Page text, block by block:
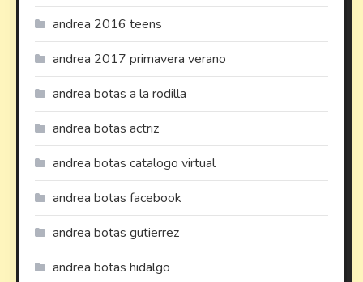
andrea 2016 teens
andrea 2017 primavera verano
andrea botas a la rodilla
andrea botas actriz
andrea botas catalogo virtual
andrea botas facebook
andrea botas gutierrez
andrea botas hidalgo